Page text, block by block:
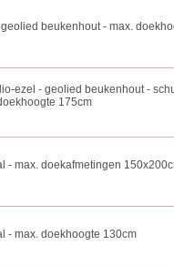
beukenhout - max.
ezel - geolied beukenhout -
175cm
- max. doekafmetingen
- max. doekhoogte 130cm